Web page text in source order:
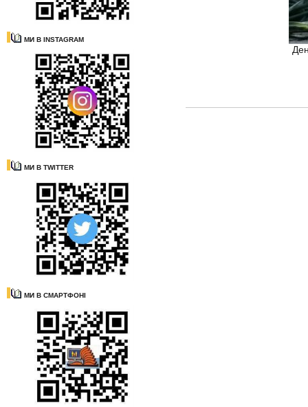
МИ В INSTAGRAM
МИ В TWITTER
МИ В СМАРТФОНІ